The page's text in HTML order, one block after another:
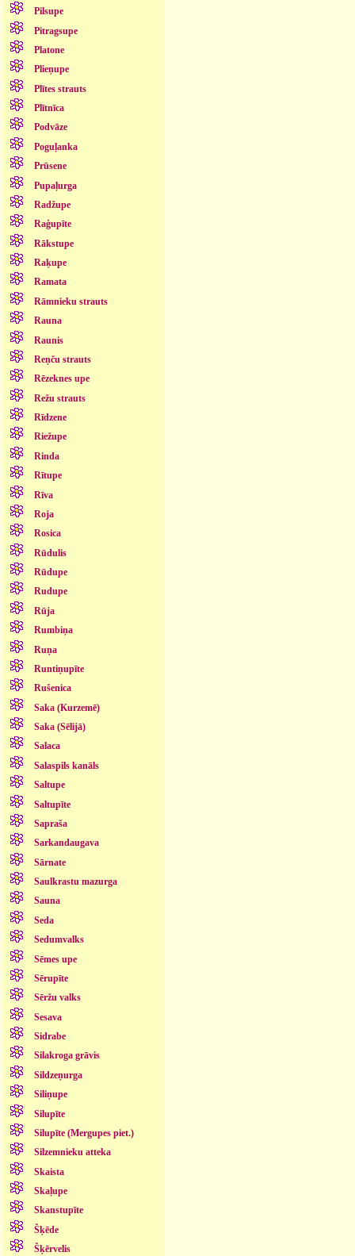
Pilsupe
Pitragsupe
Platone
Plieņupe
Plītes strauts
Plītnīca
Podvāze
Poguļanka
Prūsene
Pupaļurga
Radžupe
Raģupīte
Rākstupe
Raķupe
Ramata
Rāmnieku strauts
Rauna
Raunis
Reņču strauts
Rēzeknes upe
Režu strauts
Rīdzene
Riežupe
Rinda
Rītupe
Rīva
Roja
Rosica
Rūdulis
Rūdupe
Rudupe
Rūja
Rumbiņa
Ruņa
Runtiņupīte
Rušenica
Saka (Kurzemē)
Saka (Sēlijā)
Salaca
Salaspils kanāls
Saltupe
Saltupīte
Sapraša
Sarkandaugava
Sārnate
Saulkrastu mazurga
Sauna
Seda
Sedumvalks
Sēmes upe
Sērupīte
Sēržu valks
Sesava
Sidrabe
Silakroga grāvis
Sildzeņurga
Siliņupe
Silupīte
Silupīte (Mergupes piet.)
Silzemnieku atteka
Skaista
Skaļupe
Skanstupīte
Šķēde
Šķērvelis